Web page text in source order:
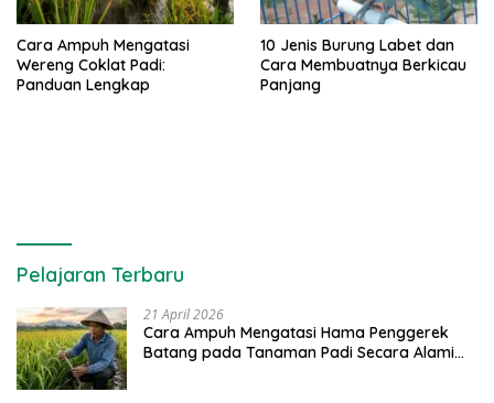
Cara Ampuh Mengatasi
Wereng Coklat Padi:
Panduan Lengkap
10 Jenis Burung Labet dan
Cara Membuatnya Berkicau
Panjang
Pelajaran Terbaru
21 April 2026
Cara Ampuh Mengatasi Hama Penggerek
Batang pada Tanaman Padi Secara Alami